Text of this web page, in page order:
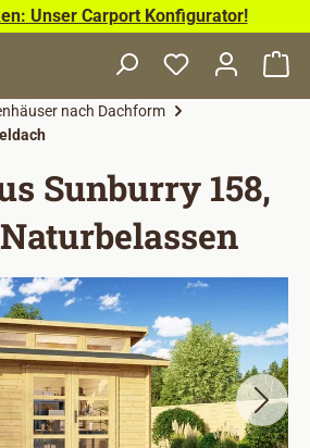
Unser Carport Konfigurator!
nach Dachform
Sunburry 158,